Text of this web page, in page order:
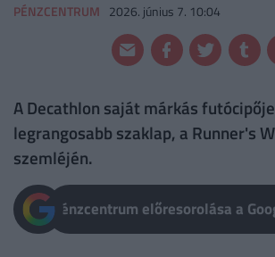
PÉNZCENTRUM 2026. június 7. 10:04
A Decathlon saját márkás
legrangosabb szaklap, a Runner's
szemléjén.
Pénzcentrum előresorolása a